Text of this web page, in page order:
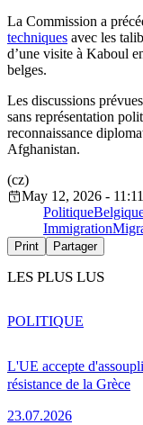
La Commission a
techniques avec les
d’une visite à Kaboul
belges.
Les discussions
sans représentation
reconnaissance
Afghanistan.
(cz)
May 12, 2026 - 11:11
Politique
Immigration
Print Partager
LES PLUS LUS
L'UE accepte
résistance de la Grèce
23.07.2026
POLITIQUE